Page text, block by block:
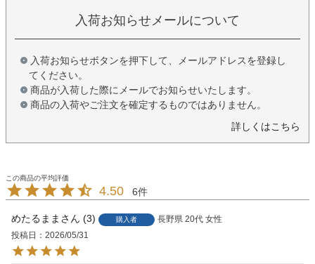
入荷お知らせメールについて
入荷お知らせボタンを押下して、メールアドレスを登録し
てください。
商品が入荷した際にメールでお知らせいたします。
商品の入荷やご注文を確定するものではありません。
詳しくはこちら
4.50 6
めたるまま 3 購入者 長野県 20代 女性
投稿日
2026/05/31